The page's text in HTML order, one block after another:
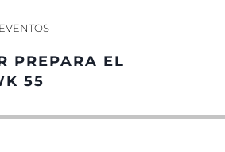
EQUIPO
PREPARA EL
55